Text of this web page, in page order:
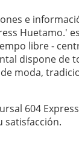
e
Huetamo.'
libre -
dispone de
moda,
604
satisfacción.